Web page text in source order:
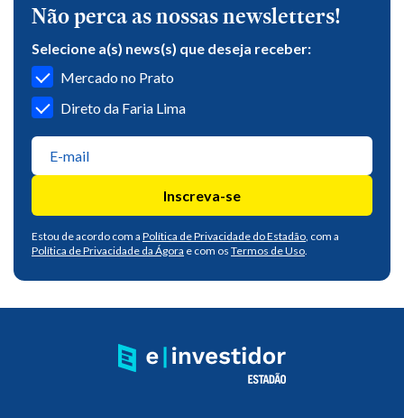
Não perca as nossas newsletters!
Selecione a(s) news(s) que deseja receber:
Mercado no Prato
Direto da Faria Lima
Inscreva-se
Estou de acordo com a Política de Privacidade do Estadão, com a
Política de Privacidade da Ágora e com os Termos de Uso.